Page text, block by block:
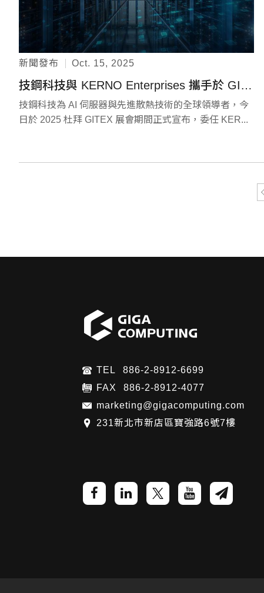
新聞發布 Oct. 15, 2025
技鋼科技與 KERNO Enterprises 攜手於 GITEX Global 2025 宣布區域服務合作夥伴關係
技鋼科技為 AI 伺服器與先進散熱技術的全球領導者，今
日於 2025 杜拜 GITEX 展會期間正式宣布，委任 KER...
TEL
886-2-8912-6699
FAX
886-2-8912-4077
marketing@gigacomputing.com
231新北市新店區寶強路6號7樓